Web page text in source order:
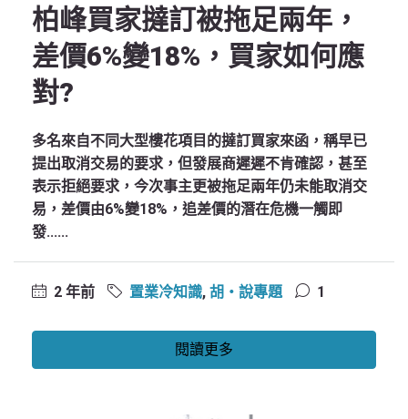
柏峰買家撻訂被拖足兩年，
差價6%變18%，買家如何應
對?
多名來自不同大型樓花項目的撻訂買家來函，稱早已
提出取消交易的要求，但發展商遲遲不肯確認，甚至
表示拒絕要求，今次事主更被拖足兩年仍未能取消交
易，差價由6%變18%，追差價的潛在危機一觸即
發......
2 年前 置業冷知識, 胡‧說專題 1
閱讀更多